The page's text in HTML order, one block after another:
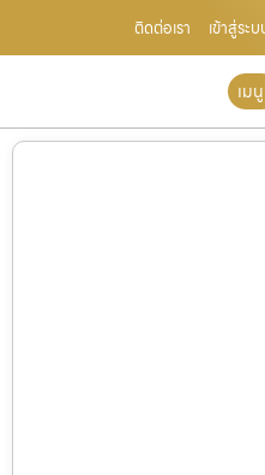
ติดต่อเรา เข้าสู่ระ
เมนู